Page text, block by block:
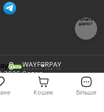
Кошик Більше
2026 Sezon
Почати
діалог